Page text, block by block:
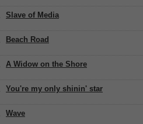
Slave of Media
Beach Road
A Widow on the Shore
You're my only shinin' star
Wave